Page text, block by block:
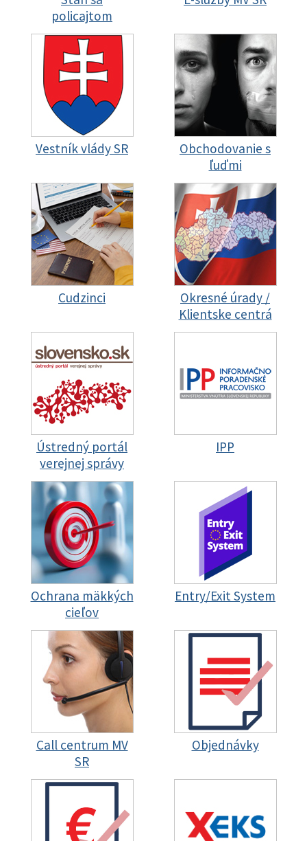
policajtom
Vestník vlády SR
Obchodovanie s
ľuďmi
Cudzinci
Okresné úrady /
Klientske centrá
Ústredný portál
verejnej správy
IPP
Ochrana mäkkých
cieľov
Entry/Exit System
Call centrum MV
SR
Objednávky